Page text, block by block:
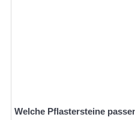
Welche Pflastersteine